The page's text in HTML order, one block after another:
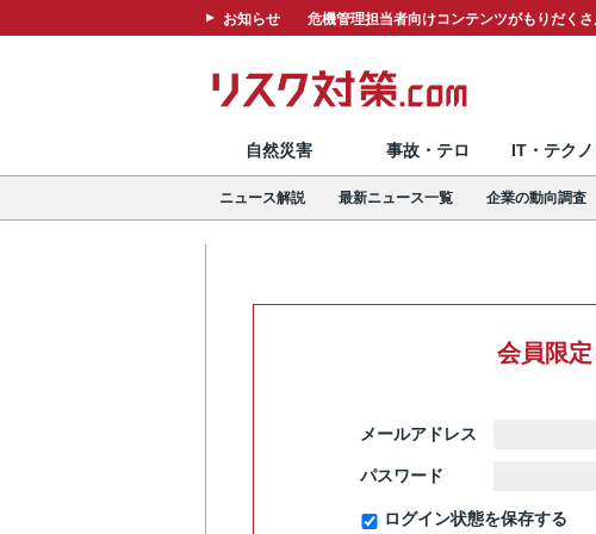
お知らせ 危機管理担当者向けコンテンツがもりだく
自然災害 事故・テロ IT・テク
ニュース解説 最新ニュース一覧 企業の動向調査
会員限
メールアドレス
パスワード
ログイン状態を保存する